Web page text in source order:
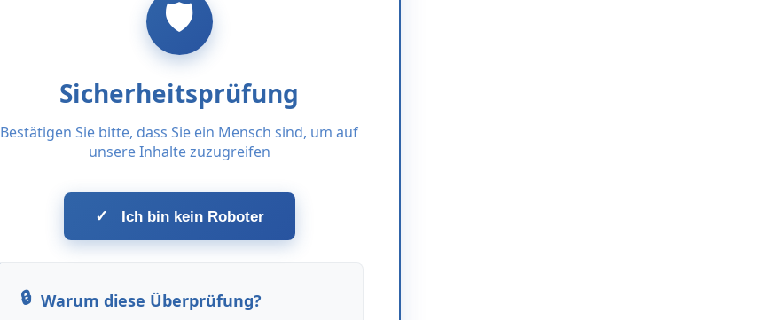
Sicherheitsprüfung
Bestätigen Sie bitte, dass Sie ein Mensch sind, um auf
unsere Inhalte zuzugreifen
✓ Ich bin kein Roboter
Warum diese Überprüfung?